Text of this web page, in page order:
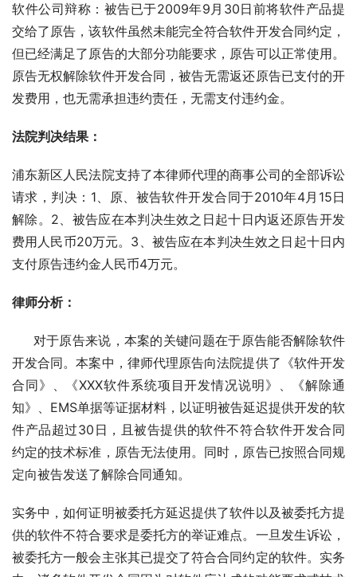
软件公司辩称：被告已于2009年9月30日前将软件产品提
交给了原告，该软件虽然未能完全符合软件开发合同约定，
但已经满足了原告的大部分功能要求，原告可以正常使用。
原告无权解除软件开发合同，被告无需返还原告已支付的开
发费用，也无需承担违约责任，无需支付违约金。
法院判决结果：
浦东新区人民法院支持了本律师代理的商事公司的全部诉讼
请求，判决：1、原、被告软件开发合同于2010年4月15日
解除。2、被告应在本判决生效之日起十日内返还原告开发
费用人民币20万元。3、被告应在本判决生效之日起十日内
支付原告违约金人民币4万元。
律师分析：
对于原告来说，本案的关键问题在于原告能否解除软件
开发合同。本案中，律师代理原告向法院提供了《软件开发
合同》、《XXX软件系统项目开发情况说明》、《解除通
知》、EMS单据等证据材料，以证明被告延迟提供开发的软
件产品超过30日，且被告提供的软件不符合软件开发合同
约定的技术标准，原告无法使用。同时，原告已按照合同规
定向被告发送了解除合同通知。
实务中，如何证明被委托方延迟提供了软件以及被委托方提
供的软件不符合要求是委托方的举证难点。一旦发生诉讼，
被委托方一般会主张其已提交了符合合同约定的软件。实务